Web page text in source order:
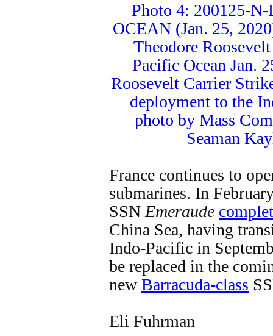
Photo 4: 200125-
OCEAN (Jan. 25,
Theodore
Pacific Ocean Jan.
Roosevelt Carrier
deployment to the
photo by Mass
Seaman
France continues to
submarines. In
SSN Emeraude
China Sea, having
Indo-Pacific in
be replaced in the
new Barracuda-class
Eli Fuhrman